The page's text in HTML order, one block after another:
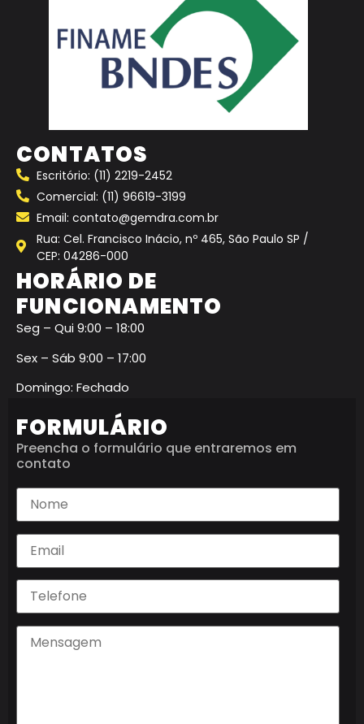
CONTATOS
Escritório: (11) 2219-2452
Comercial: (11) 96619-3199
Email: contato@gemdra.com.br
Rua: Cel. Francisco Inácio, nº 465, São Paulo SP /
CEP: 04286-000
HORÁRIO DE
FUNCIONAMENTO
Seg – Qui 9:00 – 18:00
Sex – Sáb 9:00 – 17:00
Domingo: Fechado
FORMULÁRIO
Preencha o formulário que entraremos em
contato